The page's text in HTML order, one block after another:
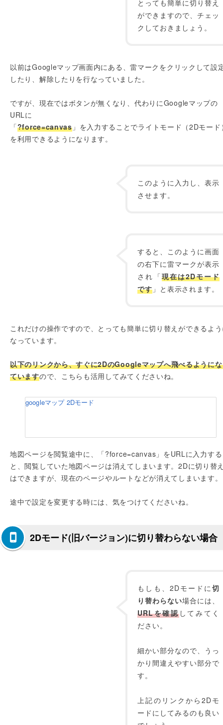
とっても簡単に切り替え
ができますので、チェッ
クしておきましょう。
以前はGoogleマップ画面内にある、雷マークをクリックして設
したり、解除したりを行なっていました。
ですが、現在ではボタンが無くなり、代わりにGoogleマップの
URLに
「?force=canvas」を入力することでライトモード（2Dモード
を利用できるようになります。
このように入力し、表示
させます。
すると、このように画面
の右下に雷マークが表示
され「現在は2Dモード
です 」と表示されます。
これだけの操作ですので、とっても簡単に切り替えができるよ
なっています。
以下のリンクから、すぐに2DのGoogleマップへ飛べるように
ていますので、こちらも活用してみてくださいね。
googleマップ 2Dモード
地図ページを閲覧途中に、「?force=canvas」をURLに入力する
と、閲覧していた地図ページは消えてしまいます。2Dに切り替
はできますが、現在のページやルートなどが消えてしまいます。
途中で設定を変更する時には、気をつけてくださいね。
2Dモード(旧バージョン)に切り替わらない場合
もしも、2Dモードに切
り替わらない場合には、
URLを確認してみてく
ださい。
細かい部分なので、うっ
かり間違えやすい部分で
す。
上記のリンクから2Dモ
ードにしてみるのも良い